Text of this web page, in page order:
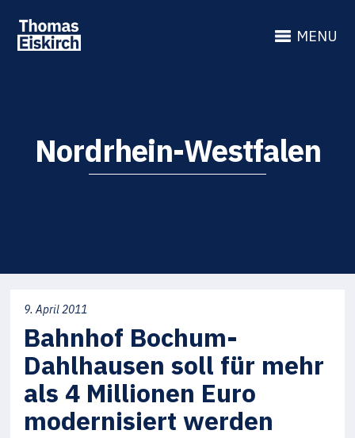
MENU
Nordrhein-Westfalen
9. April 2011
Bahnhof Bochum-
Dahlhausen soll für mehr
als 4 Millionen Euro
modernisiert werden